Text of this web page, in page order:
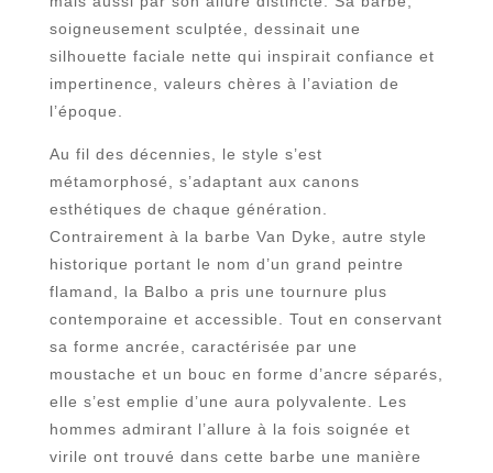
soigneusement sculptée, dessinait une
silhouette faciale nette qui inspirait confiance et
impertinence, valeurs chères à l’aviation de
l’époque.
Au fil des décennies, le style s’est
métamorphosé, s’adaptant aux canons
esthétiques de chaque génération.
Contrairement à la barbe Van Dyke, autre style
historique portant le nom d’un grand peintre
flamand, la Balbo a pris une tournure plus
contemporaine et accessible. Tout en conservant
sa forme ancrée, caractérisée par une
moustache et un bouc en forme d’ancre séparés,
elle s’est emplie d’une aura polyvalente. Les
hommes admirant l’allure à la fois soignée et
virile ont trouvé dans cette barbe une manière